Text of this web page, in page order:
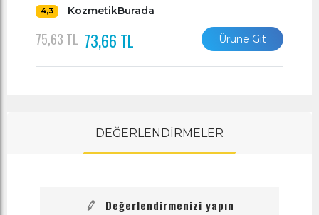
4,3 KozmetikBurada
75,63 TL 73,66 TL Ürüne Git
DEĞERLENDİRMELER
Değerlendirmenizi yapın